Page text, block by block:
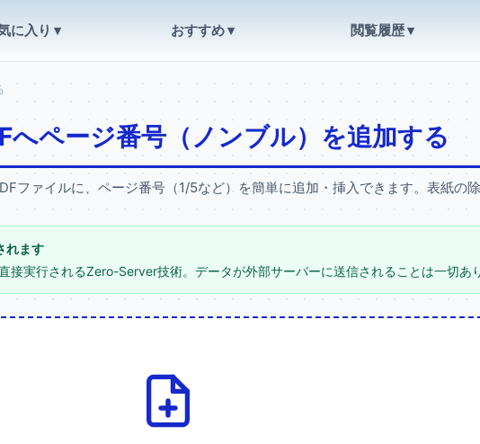
に入り ▾ おすすめ ▾ 閲覧履歴 ▾
へページ番号（ノンブル）を追加する
ファイルに、ページ番号（1/5など）を簡単に追加・挿入できます。表紙の
れます
実行されるZero-Server技術。データが外部サーバーに送信されることは一切あ